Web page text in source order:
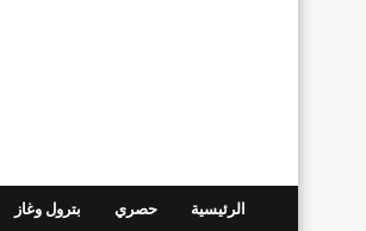
الرئيسية حصري بترول وغاز